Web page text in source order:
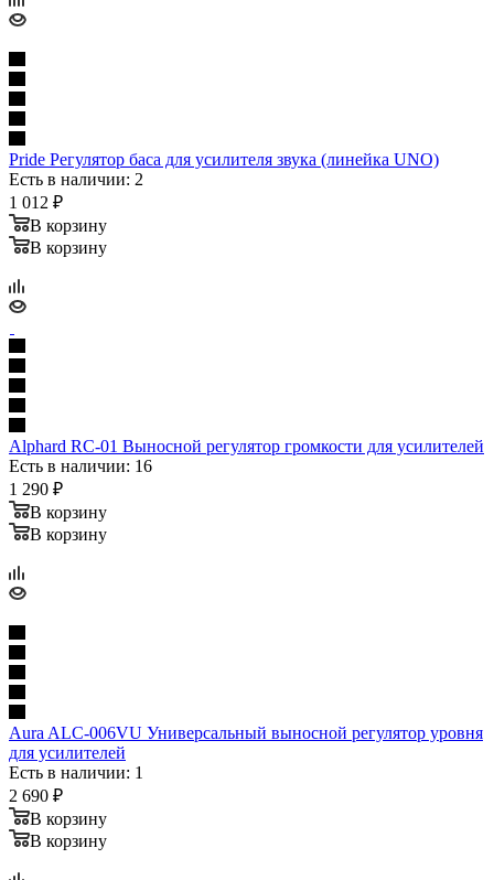
Pride Регулятор баса для усилителя звука (линейка UNO)
Есть в наличии: 2
1 012 ₽
В корзину
В корзину
Alphard RC-01 Выносной регулятор громкости для усилителей
Есть в наличии: 16
1 290 ₽
В корзину
В корзину
Aura ALC-006VU Универсальный выносной регулятор уровня
для усилителей
Есть в наличии: 1
2 690 ₽
В корзину
В корзину